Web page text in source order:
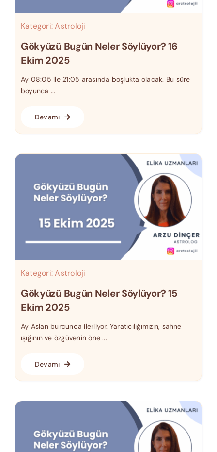
Kategori:Astroloji
Gökyüzü Bugün Neler Söylüyor? 16
Ekim 2025
Ay 08:05 ile 21:05 arasında boşlukta olacak. Bu süre
boyunca ...
Devamı
Kategori:Astroloji
Gökyüzü Bugün Neler Söylüyor? 15
Ekim 2025
Ay Aslan burcunda ilerliyor. Yaratıcılığımızın, sahne
ışığının ve özgüvenin öne ...
Devamı